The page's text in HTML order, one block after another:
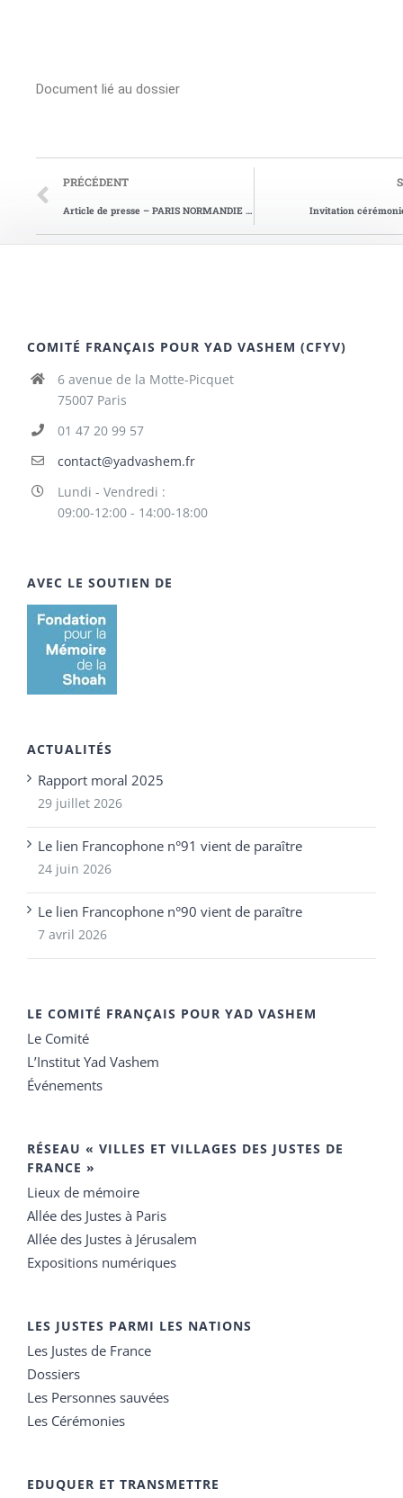
Document lié au dossier
PRÉCÉDENT
Article de presse – PARIS NORMANDIE du 21/07/2015 Invitation
COMITÉ FRANÇAIS POUR YAD VASHEM (CFYV)
6 avenue de la Motte-Picquet
75007 Paris
01 47 20 99 57
contact@yadvashem.fr
Lundi - Vendredi :
09:00-12:00 - 14:00-18:00
AVEC LE SOUTIEN DE
ACTUALITÉS
Rapport moral 2025
29 juillet 2026
Le lien Francophone n°91 vient de paraître
24 juin 2026
Le lien Francophone n°90 vient de paraître
7 avril 2026
LE COMITÉ FRANÇAIS POUR YAD VASHEM
Le Comité
L’Institut Yad Vashem
Événements
RÉSEAU « VILLES ET VILLAGES DES JUSTES DE
FRANCE »
Lieux de mémoire
Allée des Justes à Paris
Allée des Justes à Jérusalem
Expositions numériques
LES JUSTES PARMI LES NATIONS
Les Justes de France
Dossiers
Les Personnes sauvées
Les Cérémonies
EDUQUER ET TRANSMETTRE